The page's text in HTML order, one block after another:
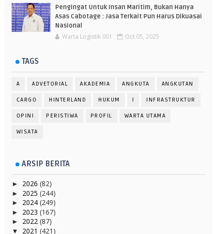
Pengingat Untuk Insan Maritim, Bukan Hanya
Asas Cabotage : Jasa Terkait Pun Harus Dikuasai
Nasional
Warta Logistik 001 Oct 05, 2025
TAGS
A ADVETORIAL AKADEMIA ANGKUTA ANGKUTAN
CARGO HINTERLAND HUKUM I INFRASTRUKTUR
OPINI PERISTIWA PROFIL WARTA UTAMA
WISATA
ARSIP BERITA
► 2026 (82)
► 2025 (244)
► 2024 (249)
► 2023 (167)
► 2022 (87)
▼ 2021 (421)